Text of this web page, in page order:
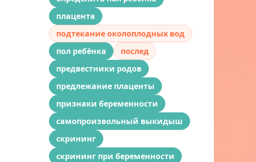
плацента
подтекание околоплодных вод
пол ребёнка
послед
предвестники родов
предлежание плаценты
признаки беременности
самопроизвольный выкидыш
скрининг
скрининг при беременности